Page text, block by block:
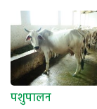
पशुपालन